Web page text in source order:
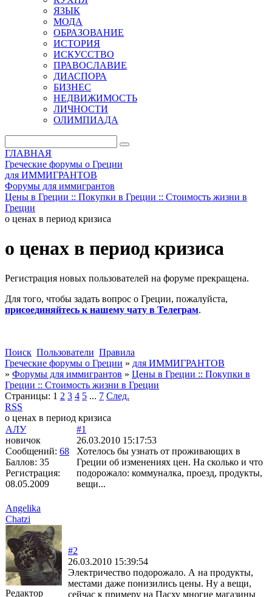
ЯЗЫК
МОДА
ОБРАЗОВАНИЕ
ИСТОРИЯ
ИСКУССТВО
ПРАВОСЛАВИЕ
ДИАСПОРА
БИЗНЕС
НЕДВИЖИМОСТЬ
ЛИЧНОСТИ
ОЛИМПИАДА
ГЛАВНАЯ
Греческие форумы о Греции
для ИММИГРАНТОВ
Форумы для иммигрантов
Цены в Греции :: Покупки в Греции :: Стоимость жизни в
Греции
о ценах в период кризиса
о ценах в период кризиса
Регистрация новых пользователей на форуме прекращена.
Для того, чтобы задать вопрос о Греции, пожалуйста,
присоединяйтесь к нашему чату в Телеграм.
Поиск Пользователи Правила
Греческие форумы о Греции » для ИММИГРАНТОВ
» Форумы для иммигрантов » Цены в Греции :: Покупки в
Греции :: Стоимость жизни в Греции
Страницы: 1 2 3 4 5 ... 7 След.
RSS
о ценах в период кризиса
АЛУ
новичок
Сообщений: 68
Баллов: 35
Регистрация:
08.05.2009
#1
26.03.2010 15:17:53
Хотелось бы узнать от проживающих в
Греции об изменениях цен. На сколько и что
подорожало: коммуналка, проезд, продукты,
вещи...
Angelika
Chatzi
Редактор
#2
26.03.2010 15:39:54
Электричество подорожало. А на продукты,
местами даже понизились цены. Ну а вещи,
сейчас к примеру на Пасху многие магазины